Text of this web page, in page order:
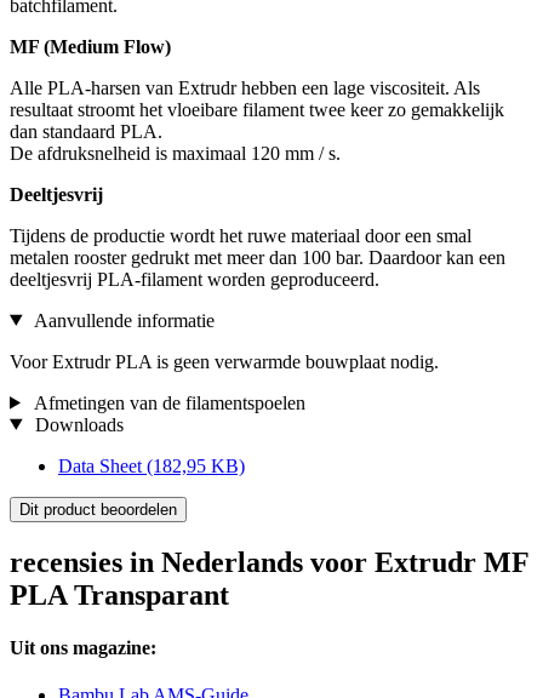
batchfilament.
MF (Medium Flow)
Alle PLA-harsen van Extrudr hebben een lage viscositeit. Als
resultaat stroomt het vloeibare filament twee keer zo gemakkelijk
dan standaard PLA.
De afdruksnelheid is maximaal 120 mm / s.
Deeltjesvrij
Tijdens de productie wordt het ruwe materiaal door een smal
metalen rooster gedrukt met meer dan 100 bar. Daardoor kan een
deeltjesvrij PLA-filament worden geproduceerd.
Aanvullende informatie
Voor Extrudr PLA is geen verwarmde bouwplaat nodig.
Afmetingen van de filamentspoelen
Downloads
Data Sheet (182,95 KB)
Dit product beoordelen
recensies in Nederlands voor Extrudr MF
PLA Transparant
Uit ons magazine: